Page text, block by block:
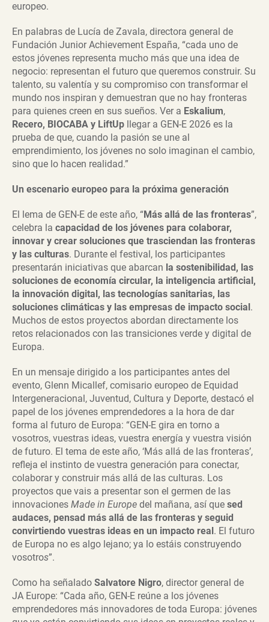
europeo.
En palabras de Lucía de Zavala, directora general de
Fundación Junior Achievement España, “cada uno de
estos jóvenes representa mucho más que una idea de
negocio: representan el futuro que queremos construir. Su
talento, su valentía y su compromiso con transformar el
mundo nos inspiran y demuestran que no hay fronteras
para quienes creen en sus sueños. Ver a Eskalium,
Recero, BIOCABA y LiftUp llegar a GEN-E 2026 es la
prueba de que, cuando la pasión se une al
emprendimiento, los jóvenes no solo imaginan el cambio,
sino que lo hacen realidad.”
Un escenario europeo para la próxima generación
El lema de GEN-E de este año, “Más allá de las fronteras”,
celebra la capacidad de los jóvenes para colaborar,
innovar y crear soluciones que trasciendan las fronteras
y las culturas. Durante el festival, los participantes
presentarán iniciativas que abarcan la sostenibilidad, las
soluciones de economía circular, la inteligencia artificial,
la innovación digital, las tecnologías sanitarias, las
soluciones climáticas y las empresas de impacto social.
Muchos de estos proyectos abordan directamente los
retos relacionados con las transiciones verde y digital de
Europa.
En un mensaje dirigido a los participantes antes del
evento, Glenn Micallef, comisario europeo de Equidad
Intergeneracional, Juventud, Cultura y Deporte, destacó el
papel de los jóvenes emprendedores a la hora de dar
forma al futuro de Europa: “GEN-E gira en torno a
vosotros, vuestras ideas, vuestra energía y vuestra visión
de futuro. El tema de este año, ‘Más allá de las fronteras’,
refleja el instinto de vuestra generación para conectar,
colaborar y construir más allá de las culturas. Los
proyectos que vais a presentar son el germen de las
innovaciones Made in Europe del mañana, así que sed
audaces, pensad más allá de las fronteras y seguid
convirtiendo vuestras ideas en un impacto real. El futuro
de Europa no es algo lejano; ya lo estáis construyendo
vosotros”.
Como ha señalado Salvatore Nigro, director general de
JA Europe: “Cada año, GEN-E reúne a los jóvenes
emprendedores más innovadores de toda Europa: jóvenes